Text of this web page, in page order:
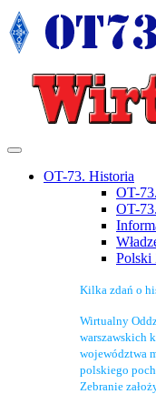
OT-73. Historia
OT-
OT-
Polski
Kilka zdań o
Wirtualny
warszawskich
województwa
polskiego
Zebranie